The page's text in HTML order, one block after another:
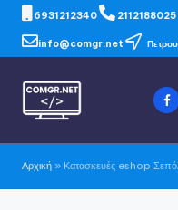
6931212340 2112188025
info@comgr.net
Αρχική » Κατασκευές eshop